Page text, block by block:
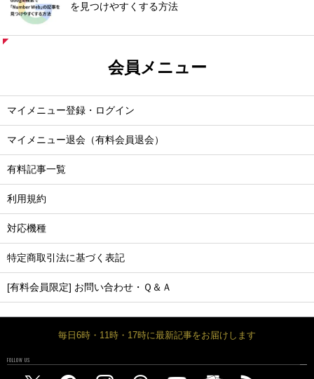
を見つけやすくする方法
会員メニュー
マイメニュー登録・ログイン
マイメニュー退会（有料会員退会）
有料記事一覧
利用規約
対応機種
特定商取引法に基づく表記
[有料会員限定] お問い合わせ・Ｑ＆Ａ
毎日6時・11時・17時に最新記事をお届けします
FOLLOW US